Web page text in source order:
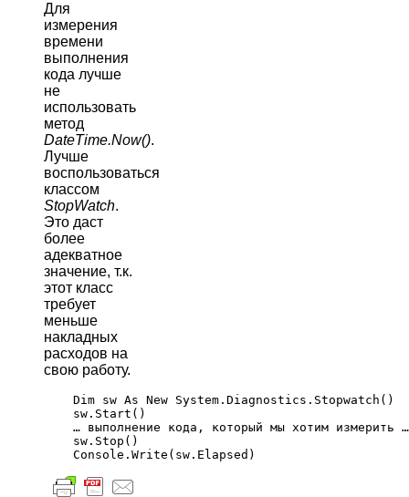
Для
измерения
времени
выполнения
кода лучше
не
использовать
метод
DateTime.Now().
Лучше
воспользоваться
классом
StopWatch.
Это даст
более
адекватное
значение, т.к.
этот класс
требует
меньше
накладных
расходов на
свою работу.
    Dim sw As New System.Diagnostics.Stopwatch()
    sw.Start()
    … выполнение кода, который мы хотим измерить …
    sw.Stop()